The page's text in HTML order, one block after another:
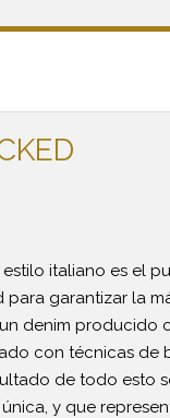
estilo italiano es el
para garantizar la
denim producido
con técnicas de
de todo esto
y que